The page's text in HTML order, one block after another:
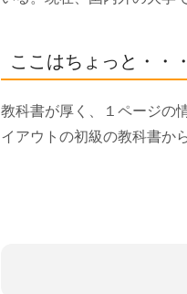
ここはちょっと・・・
教科書が厚く、１ページの
イアウトの初級の教科書か